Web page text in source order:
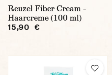
Reuzel Fiber Cream –
Haarcreme (100 ml)
15,90 €